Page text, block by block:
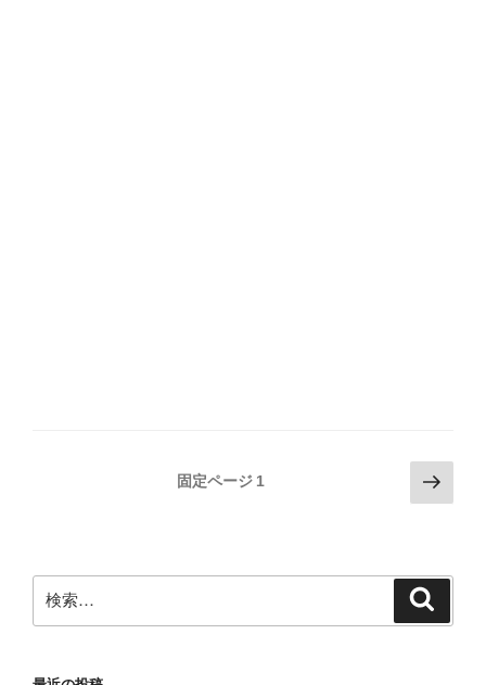
ー
ジ
固定ページ 1
次
の
ジ
索: